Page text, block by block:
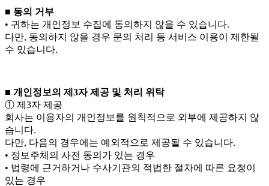
■ 동의 거부
• 귀하는 개인정보 수집에 동의하지 않을 수 있습니다.
다만, 동의하지 않을 경우 문의 처리 등 서비스 이용이 제한될
수 있습니다.
■ 개인정보의 제3자 제공 및 처리 위탁
① 제3자 제공
회사는 이용자의 개인정보를 원칙적으로 외부에 제공하지 않
습니다.
다만, 다음의 경우에는 예외적으로 제공될 수 있습니다.
• 정보주체의 사전 동의가 있는 경우
• 법령에 근거하거나 수사기관의 적법한 절차에 따른 요청이
있는 경우